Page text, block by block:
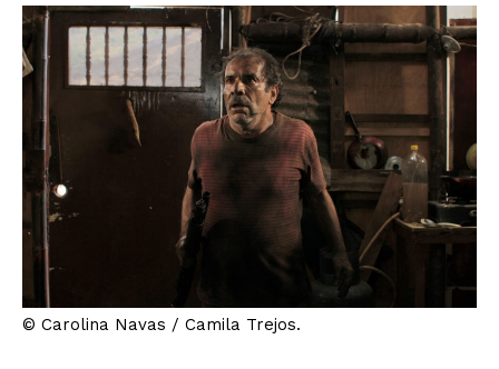
© Carolina Navas / Camila Trejos.